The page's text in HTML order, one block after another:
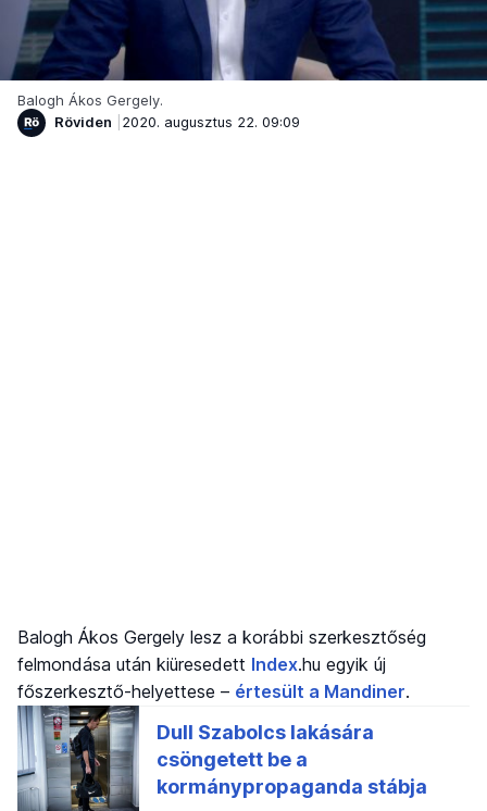
Balogh Ákos Gergely.
Röviden
2020. augusztus 22. 09:09
Balogh Ákos Gergely lesz a korábbi szerkesztőség
felmondása után kiüresedett Index.hu egyik új
főszerkesztő-helyettese – értesült a Mandiner.